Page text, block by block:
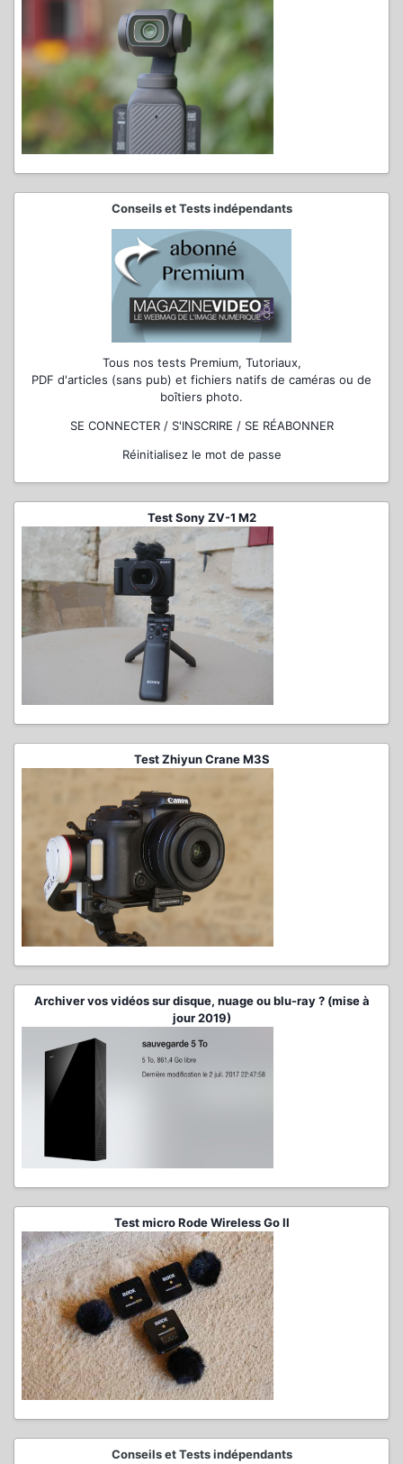
Conseils et Tests indépendants
Tous nos tests Premium, Tutoriaux,
PDF d'articles (sans pub) et fichiers natifs de caméras ou de
boîtiers photo.
SE CONNECTER / S'INSCRIRE / SE RÉABONNER
Réinitialisez le mot de passe
Test Sony ZV-1 M2
Test Zhiyun Crane M3S
Archiver vos vidéos sur disque, nuage ou blu-ray ? (mise à
jour 2019)
Test micro Rode Wireless Go II
Conseils et Tests indépendants